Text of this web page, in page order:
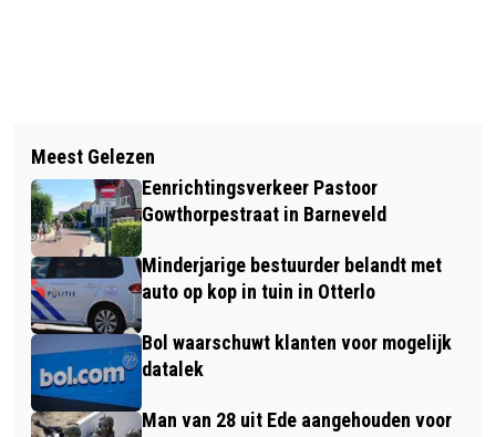
DE TOP 3 VAN DE GELDERSE ROOS
PRIJS 2026 IS BEKEND
MINDER MELDINGEN
WOLVENAANVALLEN OP VEE IN
EERSTE DRIE MAANDEN VAN 2026
Meest Gelezen
Eenrichtingsverkeer Pastoor
Gowthorpestraat in Barneveld
Minderjarige bestuurder belandt met
auto op kop in tuin in Otterlo
Bol waarschuwt klanten voor mogelijk
datalek
Man van 28 uit Ede aangehouden voor